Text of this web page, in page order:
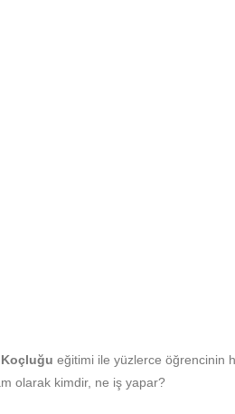
eğitimi ile yüzlerce öğrencinin
olarak kimdir, ne iş yapar?